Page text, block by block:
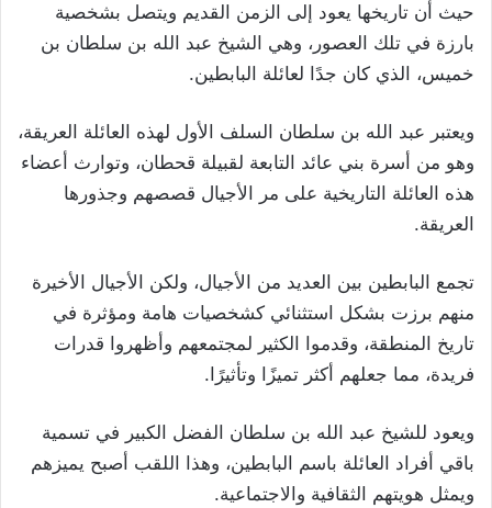
حيث أن تاريخها يعود إلى الزمن القديم ويتصل بشخصية
بارزة في تلك العصور، وهي الشيخ عبد الله بن سلطان بن
خميس، الذي كان جدًا لعائلة البابطين.
ويعتبر عبد الله بن سلطان السلف الأول لهذه العائلة العريقة،
وهو من أسرة بني عائد التابعة لقبيلة قحطان، وتوارث أعضاء
هذه العائلة التاريخية على مر الأجيال قصصهم وجذورها
العريقة.
تجمع البابطين بين العديد من الأجيال، ولكن الأجيال الأخيرة
منهم برزت بشكل استثنائي كشخصيات هامة ومؤثرة في
تاريخ المنطقة، وقدموا الكثير لمجتمعهم وأظهروا قدرات
فريدة، مما جعلهم أكثر تميزًا وتأثيرًا.
ويعود للشيخ عبد الله بن سلطان الفضل الكبير في تسمية
باقي أفراد العائلة باسم البابطين، وهذا اللقب أصبح يميزهم
ويمثل هويتهم الثقافية والاجتماعية.